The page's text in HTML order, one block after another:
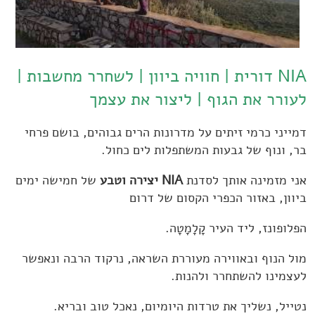
NIA דורית | חוויה ביוון | לשחרר מחשבות |
לעורר את הגוף | ליצור את עצמך
דמייני כרמי זיתים על מדרונות הרים גבוהים, בושם פרחי
בר, ונוף של גבעות המשתפלות לים כחול.
אני מזמינה אותך לסדנתNIA יצירה וטבע של חמישה ימים
ביוון, באזור הכפרי הקסום של דרום
הפלופונז, ליד העיר קָלָמָטָה.
מול הנוף ובאווירה מעוררת השראה, נרקוד הרבה ונאפשר
לעצמינו להשתחרר ולהנות.
נטייל, נשליך את טרדות היומיום, נאכל טוב ובריא.